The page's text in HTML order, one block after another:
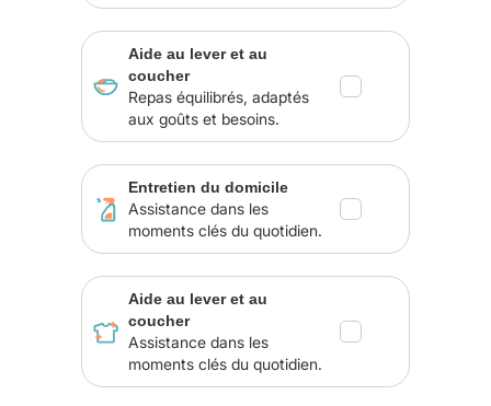
Aide au lever et au
coucher
Repas équilibrés, adaptés
aux goûts et besoins.
Entretien du domicile
Assistance dans les
moments clés du quotidien.
Aide au lever et au
coucher
Assistance dans les
moments clés du quotidien.